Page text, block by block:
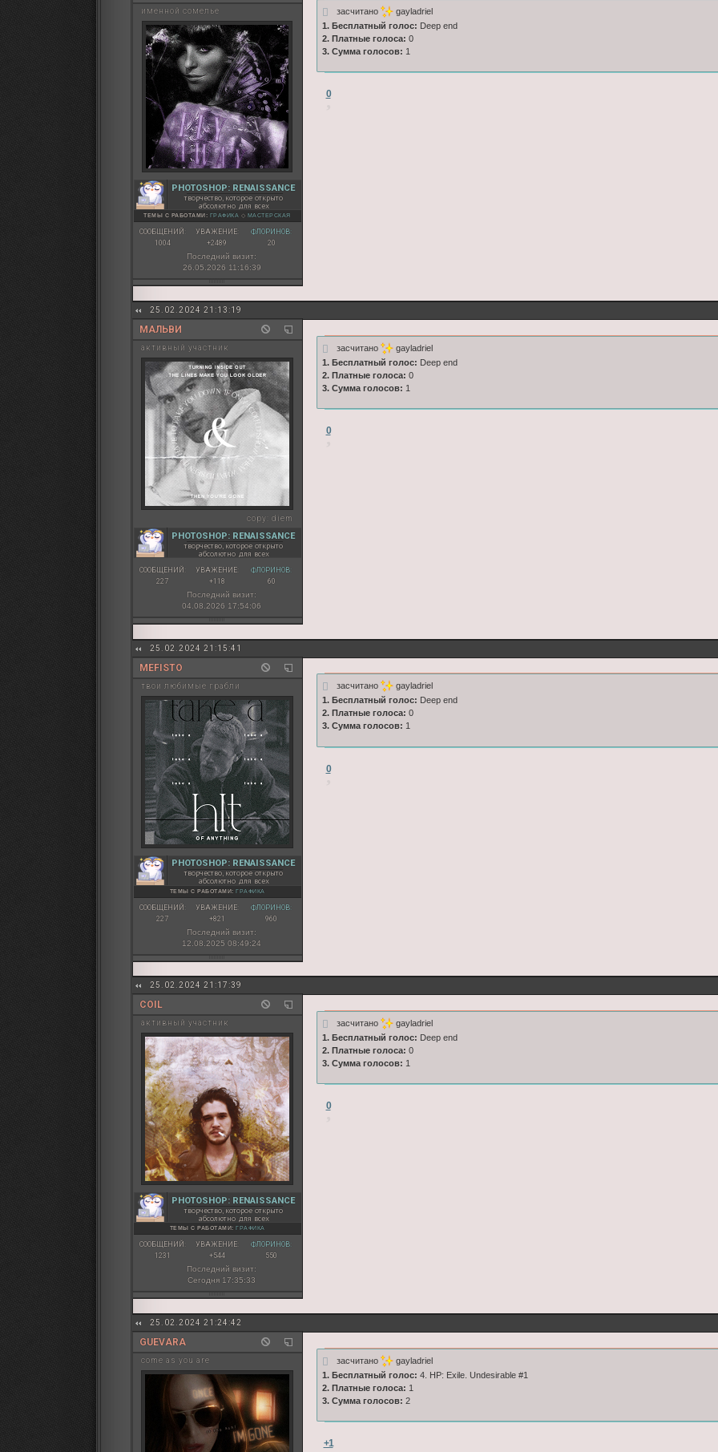
именной сомелье
PHOTOSHOP: RENAISSANCE
творчество, которое открыто
абсолютно для всех
ТЕМЫ С РАБОТАМИ: ГРАФИКА ◇ МАСТЕРСКАЯ
СООБЩЕНИЙ:
1004
УВАЖЕНИЕ:
+2489
ФЛОРИНОВ:
20
Последний визит:
26.05.2026 11:16:39
засчитано
gayladriel
1. Бесплатный голос: Deep end
2. Платные голоса: 0
3. Сумма голосов: 1
0
25.02.2024 21:13:19
МАЛЬВИ
активный участник
copy: diem
PHOTOSHOP: RENAISSANCE
творчество, которое открыто
абсолютно для всех
СООБЩЕНИЙ:
227
УВАЖЕНИЕ:
+118
ФЛОРИНОВ:
60
Последний визит:
04.08.2026 17:54:06
засчитано
gayladriel
1. Бесплатный голос: Deep end
2. Платные голоса: 0
3. Сумма голосов: 1
0
25.02.2024 21:15:41
MEFISTO
твои любимые грабли
PHOTOSHOP: RENAISSANCE
творчество, которое открыто
абсолютно для всех
ТЕМЫ С РАБОТАМИ: ГРАФИКА
СООБЩЕНИЙ:
227
УВАЖЕНИЕ:
+821
ФЛОРИНОВ:
960
Последний визит:
12.08.2025 08:49:24
засчитано
gayladriel
1. Бесплатный голос: Deep end
2. Платные голоса: 0
3. Сумма голосов: 1
0
25.02.2024 21:17:39
COIL
активный участник
PHOTOSHOP: RENAISSANCE
творчество, которое открыто
абсолютно для всех
ТЕМЫ С РАБОТАМИ: ГРАФИКА
СООБЩЕНИЙ:
1231
УВАЖЕНИЕ:
+544
ФЛОРИНОВ:
550
Последний визит:
Сегодня 17:35:33
засчитано
gayladriel
1. Бесплатный голос: Deep end
2. Платные голоса: 0
3. Сумма голосов: 1
0
25.02.2024 21:24:42
GUEVARA
come as you are засчитано
gayladriel
1. Бесплатный голос: 4. HP: Exile. Undesirable #1
2. Платные голоса: 1
3. Сумма голосов: 2
+1